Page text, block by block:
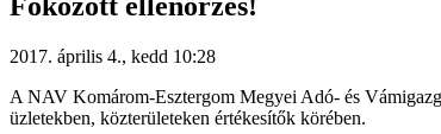
2017. április 4., kedd 10:28
A NAV Komárom-Esztergom Megyei Adó- és
üzletekben, közterületeken értékesítők körében.